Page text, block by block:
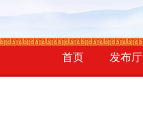
首页 发布厅